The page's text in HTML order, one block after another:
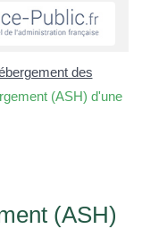
des
(ASH) d'une
(ASH)